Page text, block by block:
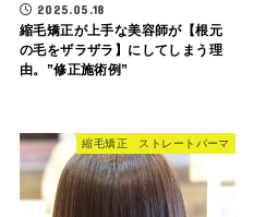
2025.05.18
縮毛矯正が上手な美容師が【根元
の毛をザラザラ】にしてしまう理
由。”修正施術例”
縮毛矯正 ストレートパーマ